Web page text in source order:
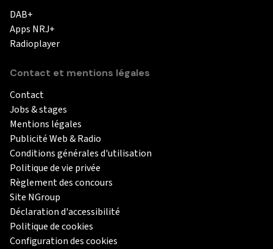
DAB+
Apps NRJ+
Radioplayer
Contact et mentions légales
Contact
Jobs & stages
Mentions légales
Publicité Web & Radio
Conditions générales d'utilisation
Politique de vie privée
Règlement des concours
Site NGroup
Déclaration d'accessibilité
Politique de cookies
Configuration des cookies